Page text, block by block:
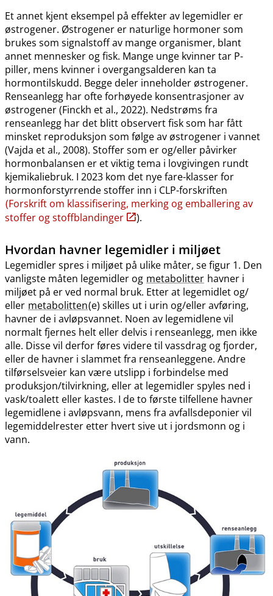
Et annet kjent eksempel på effekter av legemidler er
østrogener. Østrogener er naturlige hormoner som
brukes som signalstoff av mange organismer, blant
annet mennesker og fisk. Mange unge kvinner tar P-
piller, mens kvinner i overgangsalderen kan ta
hormontilskudd. Begge deler inneholder østrogener.
Renseanlegg har ofte forhøyede konsentrasjoner av
østrogener (Finckh et al., 2022). Nedstrøms fra
renseanlegg har det blitt observert fisk som har fått
minsket reproduksjon som følge av østrogener i vannet
(Vajda et al., 2008). Stoffer som er og​/​eller påvirker
hormonbalansen er et viktig tema i lovgivingen rundt
kjemikaliebruk. I 2023 kom det nye fare-klasser for
hormonforstyrrende stoffer inn i CLP-forskriften
(Forskrift om klassifisering, merking og emballering av
stoffer og stoffblandinger
).
Hvordan havner legemidler i miljøet
Legemidler spres i miljøet på ulike måter, se figur 1. Den
vanligste måten legemidler og metabolitter havner i
miljøet på er ved normal bruk. Etter at legemidlet og​/​
eller metabolitten(e) skilles ut i urin og​/​eller avføring,
havner de i avløpsvannet. Noen av legemidlene vil
normalt fjernes helt eller delvis i renseanlegg, men ikke
alle. Disse vil derfor føres videre til vassdrag og fjorder,
eller de havner i slammet fra renseanleggene. Andre
tilførselsveier kan være utslipp i forbindelse med
produksjon​/​tilvirkning, eller at legemidler spyles ned i
vask​/​toalett eller kastes. I de to første tilfellene havner
legemidlene i avløpsvann, mens fra avfallsdeponier vil
legemiddelrester etter hvert sive ut i jordsmonn og i
vann.